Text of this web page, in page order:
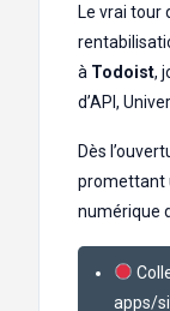
Le vrai tour
à Todoist,
d’API,
Dès
promettant
numérique
apps/